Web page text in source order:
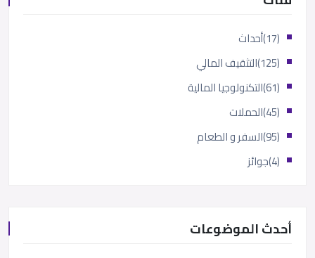
أحداث
(17)
التثقيف المالي
(125)
التكنولوجيا المالية
(61)
الحملات
(45)
السفر و الطعام
(95)
جوائز (4)
أحدث الموضوعات